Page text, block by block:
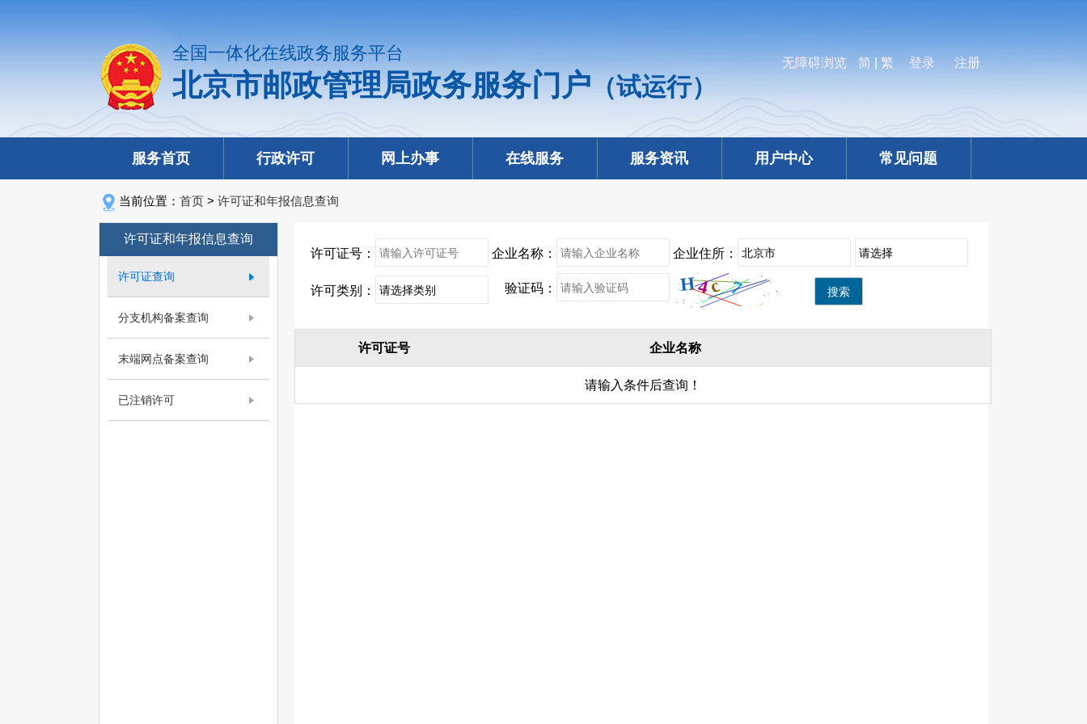
全国一体化在线政务服务平台
北京市邮政管理局政务服务门户（试运行）
无障碍浏览 简 繁 登录 注册
服务首页 行政许可 网上办事 在线服务 服务资讯 用户中心 常见问题
当前位置： 首页 > 许可证和年报信息查询
许可证和年报信息查询
许可证查询
分支机构备案查询
末端网点备案查询
已注销许可
许可证号： 企业名称： 企业住所：
许可类别： 验证码： 搜索
许可证号 企业名称
请输入条件后查询！